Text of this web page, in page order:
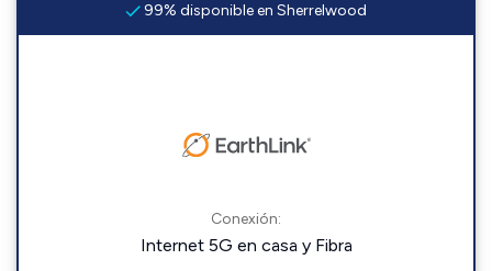
99% disponible en Sherrelwood
Conexión:
Internet 5G en casa y Fibra